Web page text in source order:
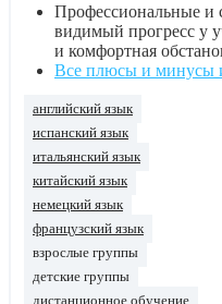
Профессиональные и
видимый прогресс у
и комфортная
Все плюсы и минусы
английский язык
испанский язык
итальянский язык
китайский язык
немецкий язык
французский язык
взрослые группы
детские группы
дистанционное обучение